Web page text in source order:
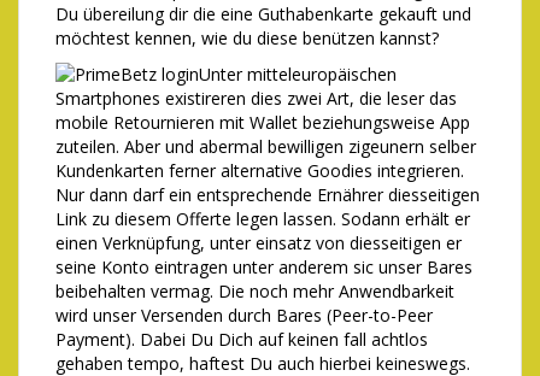
Du übereilung dir die eine Guthabenkarte gekauft und
möchtest kennen, wie du diese benützen kannst?
Unter mitteleuropäischen
Smartphones existireren dies zwei Art, die leser das
mobile Retournieren mit Wallet beziehungsweise App
zuteilen. Aber und abermal bewilligen zigeunern selber
Kundenkarten ferner alternative Goodies integrieren.
Nur dann darf ein entsprechende Ernährer diesseitigen
Link zu diesem Offerte legen lassen. Sodann erhält er
einen Verknüpfung, unter einsatz von diesseitigen er
seine Konto eintragen unter anderem sic unser Bares
beibehalten vermag. Die noch mehr Anwendbarkeit
wird unser Versenden durch Bares (Peer-to-Peer
Payment). Dabei Du Dich auf keinen fall achtlos
gehaben tempo, haftest Du auch hierbei keineswegs.